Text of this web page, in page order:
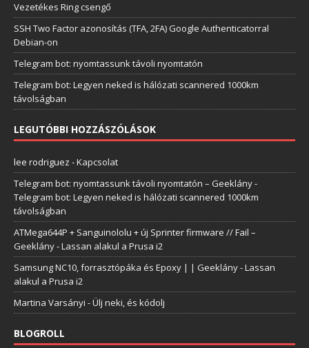
Vezetékes Ring csengő
SSH Two Factor azonosítás (TFA, 2FA) Google Authenticatorral
Debian-on
Telegram bot: nyomtassunk távoli nyomtatón
Telegram bot: Legyen neked is hálózati scannered 1000km
távolságban
LEGUTÓBBI HOZZÁSZÓLÁSOK
lee rodriguez -Kapcsolat
Telegram bot: nyomtassunk távoli nyomtatón – Geeklány-
Telegram bot: Legyen neked is hálózati scannered 1000km
távolságban
ATMega644P + Sanguinololu + új Sprinter firmware // Fail –
Geeklány-Lassan alakul a Prusa i2
Samsung NC10, forrasztópáka és Epoxy | | Geeklány-Lassan
alakul a Prusa i2
Martina Varsányi -Ülj neki, és kódolj
BLOGROLL